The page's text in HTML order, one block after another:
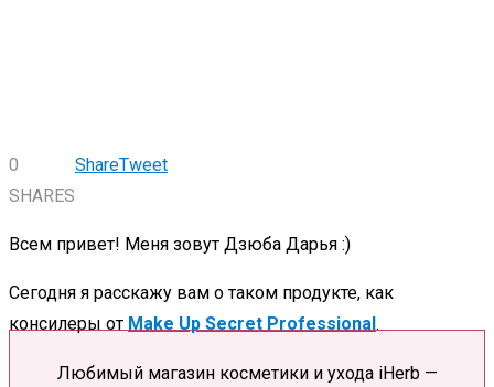
0
SHARES
ShareTweet
Всем привет! Меня зовут Дзюба Дарья :)
Сегодня я расскажу вам о таком продукте, как
консилеры от Make Up Secret Professional.
Любимый магазин косметики и ухода iHerb —